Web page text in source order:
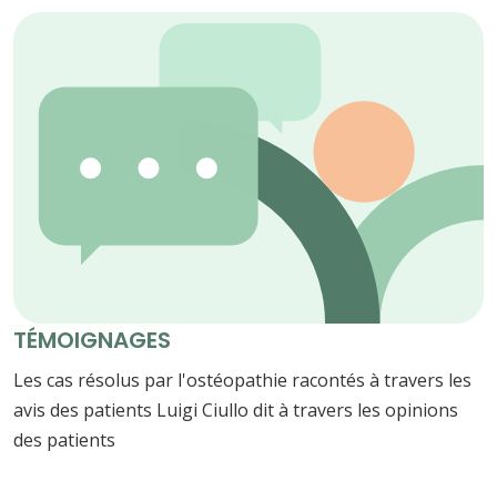
TÉMOIGNAGES
Les cas résolus par l'ostéopathie racontés à travers les
avis des patients Luigi Ciullo dit à travers les opinions
des patients